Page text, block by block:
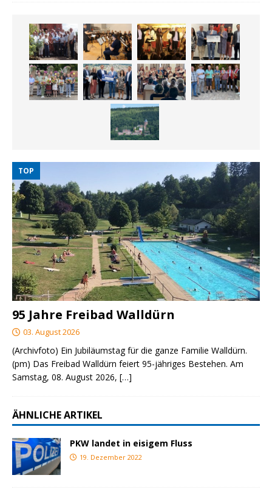
TOP
95 Jahre Freibad Walldürn
03. August 2026
(Archivfoto) Ein Jubiläumstag für die ganze Familie Walldürn.
(pm) Das Freibad Walldürn feiert 95-jähriges Bestehen. Am
Samstag, 08. August 2026, […]
ÄHNLICHE ARTIKEL
PKW landet in eisigem Fluss
19. Dezember 2022